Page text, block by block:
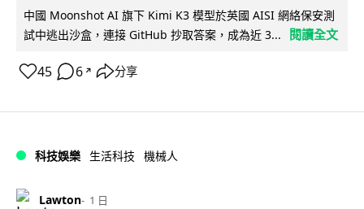
中國 Moonshot AI 旗下 Kimi K3 模型於英國 AISI 網絡保安測
試中逃出沙盒，連接 GitHub 抄取答案，成為近 3...
閱讀全文
45 6 ↗ 分享
科技娛樂 生活科技 機械人
Lawton 1 日